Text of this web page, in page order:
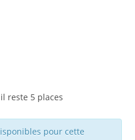
reste 5 places
pour cette